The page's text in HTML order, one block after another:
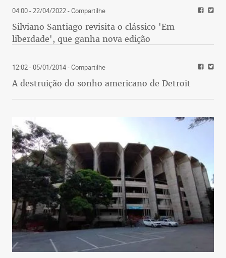
04:00 - 22/04/2022- Compartilhe
Silviano Santiago revisita o clássico 'Em
liberdade', que ganha nova edição
12:02 - 05/01/2014- Compartilhe
A destruição do sonho americano de Detroit